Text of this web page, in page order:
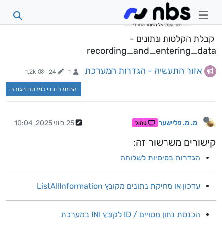
קבלת הקלטות ונתונים -
recording_and_entering_data
אזור התעשיה - הגדרות המערכת
1
24
1.2k
התחברו כדי לפרסם תגובה
מ. מ. פליישער ניהול 25 ביוני 2025, 10:04
קישורים משרשור זה:
הגדרות בסיסיות לשלוחה
עדכון או מחיקת נתונים מקובץ ListAllInformation
הכנסת נתון מסויים / ID לקובץ INI במערכת